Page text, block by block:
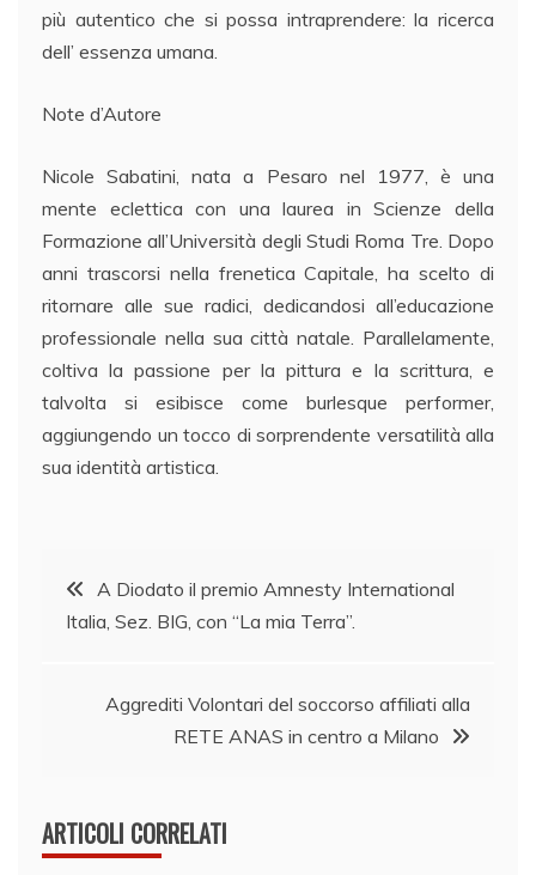
più autentico che si possa intraprendere: la ricerca
dell’ essenza umana.
Note d’Autore
Nicole Sabatini, nata a Pesaro nel 1977, è una
mente eclettica con una laurea in Scienze della
Formazione all’Università degli Studi Roma Tre. Dopo
anni trascorsi nella frenetica Capitale, ha scelto di
ritornare alle sue radici, dedicandosi all’educazione
professionale nella sua città natale. Parallelamente,
coltiva la passione per la pittura e la scrittura, e
talvolta si esibisce come burlesque performer,
aggiungendo un tocco di sorprendente versatilità alla
sua identità artistica.
Navigazione
articoli
A Diodato il premio Amnesty International
Italia, Sez. BIG, con “La mia Terra”.
Aggrediti Volontari del soccorso affiliati alla
RETE ANAS in centro a Milano
ARTICOLI CORRELATI